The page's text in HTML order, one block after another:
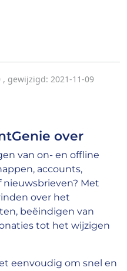
, gewijzigd: 2021-11-09
over
van on- en offline
accounts,
Met
over het
beëindigen van
tot het wijzigen
eenvoudig om snel en